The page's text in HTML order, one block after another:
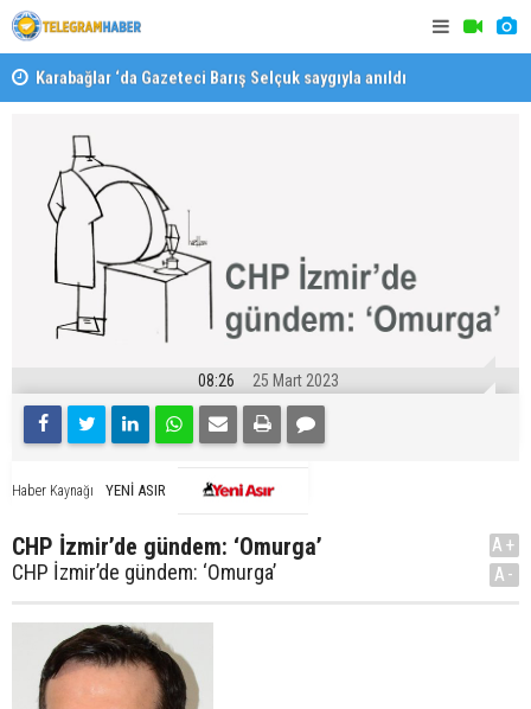
Karabağlar ‘da Gazeteci Barış Selçuk saygıyla anıldı
08:26 25 Mart 2023
Haber Kaynağı YENİ ASIR
CHP İzmir’de gündem: ‘Omurga’
CHP İzmir’de gündem: ‘Omurga’
A+
A-